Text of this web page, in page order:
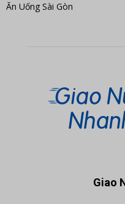
Ăn Uống Sài Gòn
Giao